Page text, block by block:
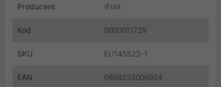
Producent iFixit
Kod 0000011729
SKU EU145523-1
EAN 0856235006924